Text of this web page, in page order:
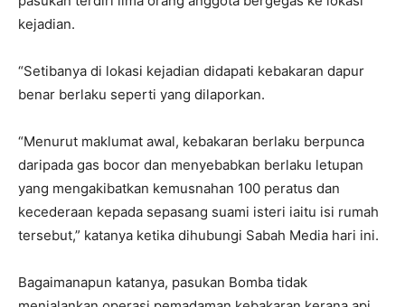
kejadian.
“Setibanya di lokasi kejadian didapati kebakaran dapur
benar berlaku seperti yang dilaporkan.
“Menurut maklumat awal, kebakaran berlaku berpunca
daripada gas bocor dan menyebabkan berlaku letupan
yang mengakibatkan kemusnahan 100 peratus dan
kecederaan kepada sepasang suami isteri iaitu isi rumah
tersebut,” katanya ketika dihubungi Sabah Media hari ini.
Bagaimanapun katanya, pasukan Bomba tidak